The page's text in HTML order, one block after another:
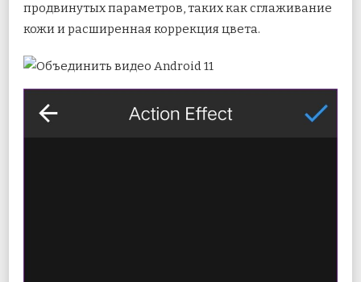
продвинутых параметров, таких как сглаживание
кожи и расширенная коррекция цвета.